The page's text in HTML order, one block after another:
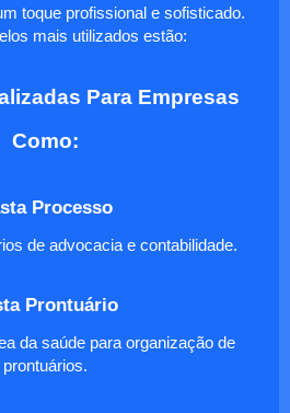
toque profissional e sofisticado.
mais utilizados estão:
Para Empresas
Como:
Processo
de advocacia e contabilidade.
Prontuário
da saúde para organização de
prontuários.